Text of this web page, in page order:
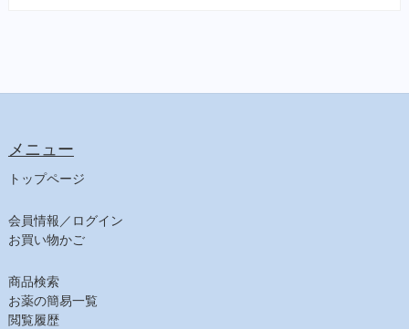
メニュー
トップページ
会員情報／ログイン
お買い物かご
商品検索
お薬の簡易一覧
閲覧履歴